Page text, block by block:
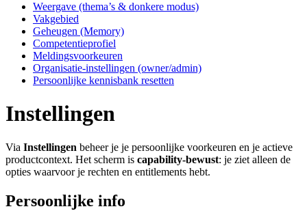
Weergave (thema’s & donkere modus)
Vakgebied
Geheugen (Memory)
Competentieprofiel
Meldingsvoorkeuren
Organisatie-instellingen (owner/admin)
Persoonlijke kennisbank resetten
Instellingen
Via Instellingen beheer je je persoonlijke voorkeuren en je actieve
productcontext. Het scherm is capability-bewust: je ziet alleen de
opties waarvoor je rechten en entitlements hebt.
Persoonlijke info